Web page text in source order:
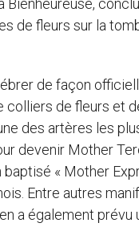
de fleurs sur la
de façon
de fleurs et
des artères les
devenir Mother
« Mother
Entre autres
a également